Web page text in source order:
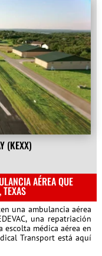
(KEXX)
AÉREA QUE
TEXAS
una ambulancia aérea
una repatriación
escolta médica aérea en
Transport está aquí